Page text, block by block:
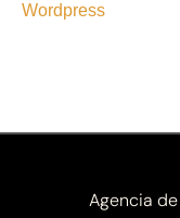
Wordpress
Agencia